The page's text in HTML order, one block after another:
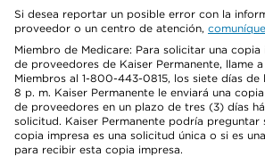
Si desea reportar un posible error con la
proveedor o un centro de atención,
Miembro de Medicare: Para solicitar una
de proveedores de Kaiser Permanente, llame
Miembros al 1-800-443-0815, los siete días de
8 p. m. Kaiser Permanente le enviará una
de proveedores en un plazo de tres (3) días
solicitud. Kaiser Permanente podría preguntar
copia impresa es una solicitud única o si es
para recibir esta copia impresa.